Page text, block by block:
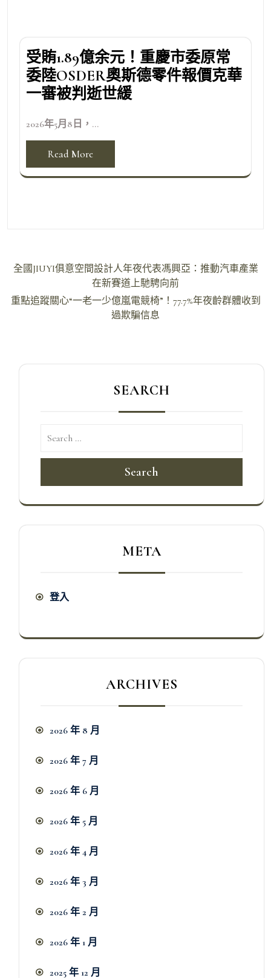
受賄1.89億余元！重慶市委原常
委陸OSDER奧斯德零件報價克華
一審被判逝世緩
2026年5月8日，...
Read More
文
導
全國JIUYI俱意空間設計人年夜代表馮興亞：推動汽車產業
在新賽道上馳騁向前
重點追蹤關心“一老一少億嵐電競椅”！77.7%年夜齡群體收到
過欺騙信息
SEARCH
Search
META
登入
ARCHIVES
2026 年 8 月
2026 年 7 月
2026 年 6 月
2026 年 5 月
2026 年 4 月
2026 年 3 月
2026 年 2 月
2026 年 1 月
2025 年 12 月